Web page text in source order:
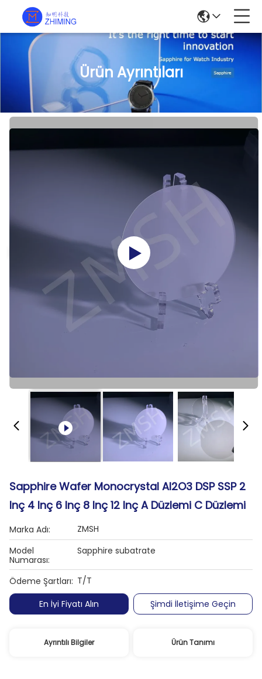
Ürün Ayrıntıları
Sapphire Wafer Monocrystal Al2O3 DSP SSP 2
Inç 4 Inç 6 Inç 8 Inç 12 Inç A Düzlemi C Düzlemi
Marka Adı:
ZMSH
Model
Numarası:
Sapphire subatrate
Ödeme Şartları: T/T
En İyi Fiyatı Alın
Şimdi İletişime Geçin
Ayrıntılı Bilgiler Ürün Tanımı